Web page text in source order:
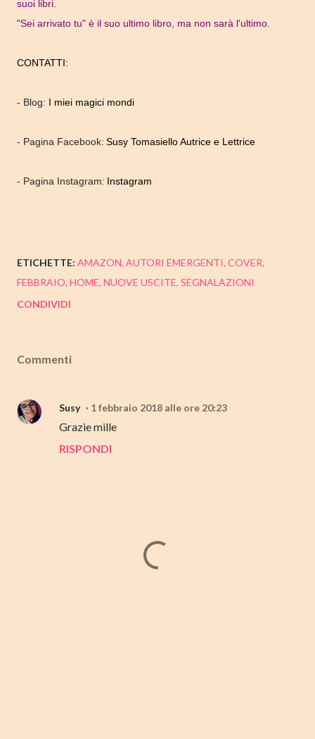
suoi libri.
"Sei arrivato tu" è il suo ultimo libro, ma non sarà l'ultimo.
CONTATTI:
- Blog: I miei magici mondi
- Pagina Facebook: Susy Tomasiello Autrice e Lettrice
- Pagina Instagram: Instagram
ETICHETTE: AMAZON AUTORI EMERGENTI COVER
FEBBRAIO HOME NUOVE USCITE SEGNALAZIONI
CONDIVIDI
Commenti
Susy 1 febbraio 2018 alle ore 20:23
Grazie mille
RISPONDI